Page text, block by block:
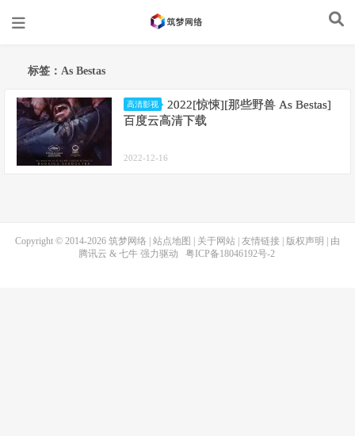
标签：As Bestas
高清影视
2022[惊悚][那些野兽 As Bestas]
百度云高清下载
2022-12-16
Copyright © 2014-2026 筑梦网络 站点地图 关于网站 友情链接 版权声明
| 由
腾讯云 & 七牛强力驱动 粤ICP备18046192号-2